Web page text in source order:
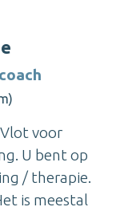
voor
U bent op
/ therapie.
is meestal